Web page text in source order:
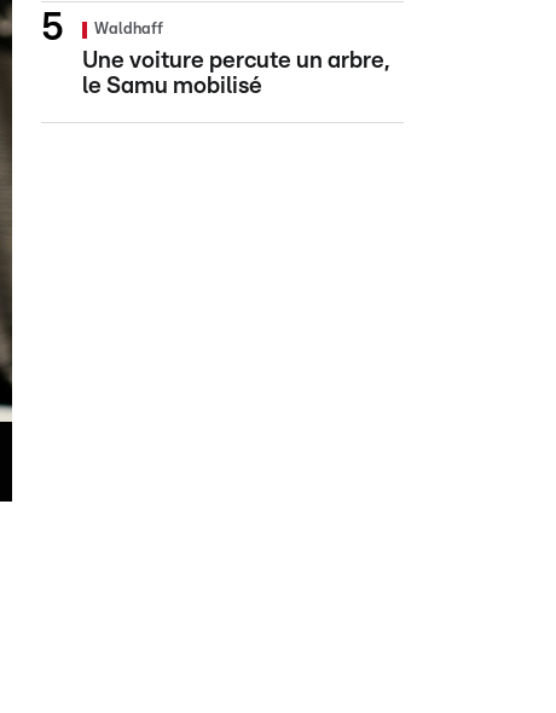
Waldhaff
Une voiture percute un arbre,
le Samu mobilisé